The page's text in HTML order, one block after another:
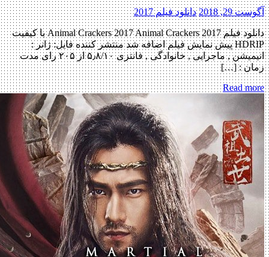
آگوست 29, 2018 دانلود فیلم 2017
دانلود فیلم Animal Crackers 2017 Animal Crackers 2017 با کیفیت
HDRIP پیش نمایش فیلم اضافه شد منتشر کننده فایل: ژانر :
انیمیشن , ماجرایی , خانوادگی , فانتزی ۵٫۸/۱۰ از ۲۰۵ رای مدت
زمان : […]
Read more